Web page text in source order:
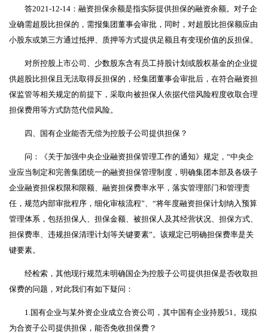
答2021-12-14：融资担保余额是指实际提供担保的融资余额。对子企
业确需超股比担保的，需报集团董事会审批，同时，对超股比担保额应由
小股东或第三方通过抵押、质押等方式提供足额且有变现价值的反担保。
对所控股上市公司、少数股东含有员工持股计划或股权基金的企业提
供超股比担保且无法取得反担保的，经集团董事会审批后，在符合融资担
保监管等相关规定的前提下，采取向被担保人依据代偿风险程度收取合理
担保费用等方式防范代偿风险。
四、国有企业能否无偿为控股子公司提供担保？
问：《关于加强中央企业融资担保管理工作的通知》规定，“中央企
业应当制定和完善集团统一的融资担保管理制度，明确集团本部及各级子
企业融资担保权限和限额、融资担保费率水平，落实管理部门和管理责
任，规范内部审批程序，细化审核流程”、“将年度融资担保计划纳入预算
管理体系，包括担保人、担保金额、被担保人及其经营状况、担保方式、
担保费率、违规担保清理计划等关键要素”。该规定已明确担保费率是关
键要素。
经检索，其他现行规范未明确国企为控股子公司提供担保是否收取担
保费的问题，对此我们有如下疑问：
1.国有企业与某外资企业成立合资公司，其中国有企业持股51。现拟
为合资子公司提供担保，能否免收担保费？